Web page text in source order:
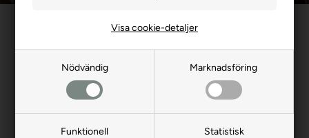
Nödvändig Marknadsföring
Funktionell Statistisk
Visa cookie-detaljer
VarioCage - Världens
säkraste bilbur
Svensk Design MIM Construction är ett högteknologiskt och
ISO-certifierat företag som lever på säkerhet. I mer än 20 år har
de producerat säkerhetsprodukter för världens ledande